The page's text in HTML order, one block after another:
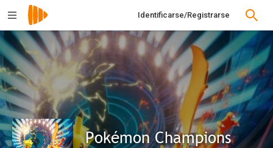
Identificarse/Registrarse
Pokémon Champions